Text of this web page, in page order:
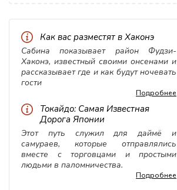
Как вас разместят в Хаконэ
Сабина показывает район Фудзи-
Хаконэ, известный своими онсенами и
рассказывает где и как будут ночевать
гости
Подробнее
Токайдо: Самая Известная
Дорога Японии
Этот путь служил для даймё и
самураев, которые отправлялись
вместе с торговцами и простыми
людьми в паломничества.
Подробнее